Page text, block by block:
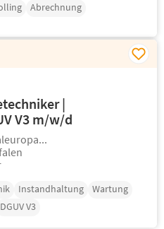
Abrechnung
|
V3 m/w/d
Instandhaltung
Wartung
DGUV V3